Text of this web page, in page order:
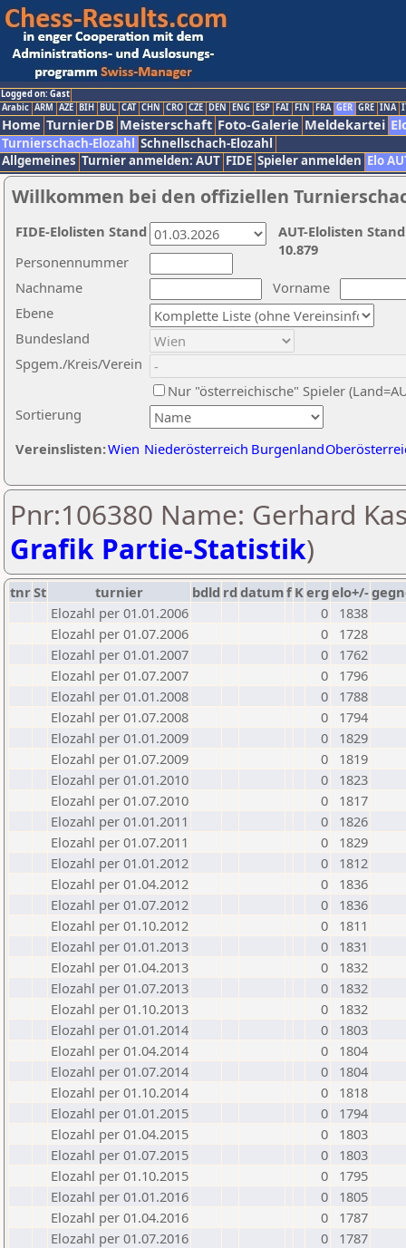
Logged on: Gast
Arabic ARM AZE BIH BUL CAT CHN CRO CZE DEN ENG ESP FAI FIN FRA GER GRE INA
Home TurnierDB Meisterschaft Foto-Galerie Meldekartei
Turnierschach-Elozahl Schnellschach-Elozahl
Allgemeines Turnier anmelden: AUT FIDE Spieler anmelden Elo
Willkommen bei den offiziellen
Nachname
Vorname
Ebene
Sortierung
Personennummer
Bundesland
Spgem./Kreis/Verein
Nur "österreichische" Spieler
Vereinslisten:Wien Niederösterreich Burgenland
AUT-Elolisten
10.879
FIDE-Elolisten Stand
Pnr:106380 Name: Gerhard
Grafik Partie-Statistik)
tnrSt turnier bdld rd datumf Kerg elo+/-
Elozahl per 01.01.2006
0
1838
Elozahl per 01.07.2006
0
1728
Elozahl per 01.01.2007
0
1762
Elozahl per 01.07.2007
0
1796
Elozahl per 01.01.2008
0
1788
Elozahl per 01.07.2008
0
1794
Elozahl per 01.01.2009
0
1829
Elozahl per 01.07.2009
0
1819
Elozahl per 01.01.2010
0
1823
Elozahl per 01.07.2010
0
1817
Elozahl per 01.01.2011
0
1826
Elozahl per 01.07.2011
0
1829
Elozahl per 01.01.2012
0
1812
Elozahl per 01.04.2012
0
1836
Elozahl per 01.07.2012
0
1836
Elozahl per 01.10.2012
0
1811
Elozahl per 01.01.2013
0
1831
Elozahl per 01.04.2013
0
1832
Elozahl per 01.07.2013
0
1832
Elozahl per 01.10.2013
0
1832
Elozahl per 01.01.2014
0
1803
Elozahl per 01.04.2014
0
1804
Elozahl per 01.07.2014
0
1804
Elozahl per 01.10.2014
0
1818
Elozahl per 01.01.2015
0
1794
Elozahl per 01.04.2015
0
1803
Elozahl per 01.07.2015
0
1803
Elozahl per 01.10.2015
0
1795
Elozahl per 01.01.2016
0
1805
Elozahl per 01.04.2016
0
1787
Elozahl per 01.07.2016
0
1787